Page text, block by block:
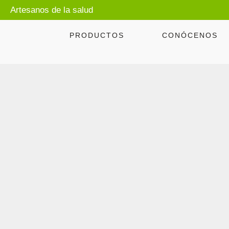
Artesanos de la salud
PRODUCTOS CONÓCENOS